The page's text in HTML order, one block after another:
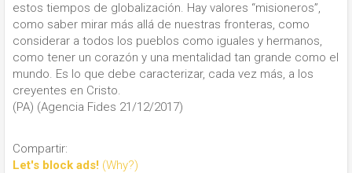
estos tiempos de globalización. Hay valores “misioneros”,
como saber mirar más allá de nuestras fronteras, como
considerar a todos los pueblos como iguales y hermanos,
como tener un corazón y una mentalidad tan grande como el
mundo. Es lo que debe caracterizar, cada vez más, a los
creyentes en Cristo.
(PA) (Agencia Fides 21/12/2017)
Compartir:
Let's block ads! (Why?)